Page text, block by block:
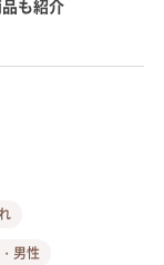
も紹介
男性